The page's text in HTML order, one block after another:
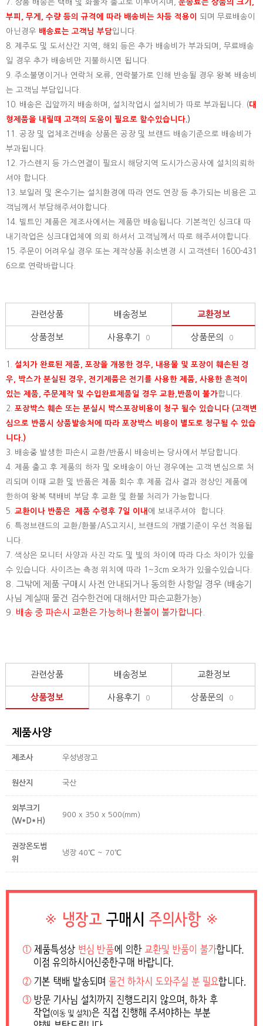
7. 상품 배송은 택배 및 화물차 출고로 이루어지며, 운송료는 상품의 크기,
부피, 무게, 수량 등의 규격에 따라 배송비는 차등 적용이
되며 무료배송이
아닌경우 배송료는 고객님 부담입니다.
8. 제주도 및 도서산간 지역, 해외 등은 추가 배송비가 부과되며, 무료배송
일 경우 추가 배송비만 지불하시면 됩니다.
9. 주소불명이거나 연락처 오류, 연락불가로 인해 반송될 경우 왕복 배송비
는 고객님 부담입니다.
10. 배송은 집앞까지 배송하며, 설치작업시 설치비가 따로 부과됩니다. (대
형제품을 내릴때 고객의 도움이 필요로 할수있습니다. )
11. 공장 및 업체조건배송 상품은 공장 및 브랜드 배송기준으로 배송비가
부과됩니다.
12. 가스렌지 등 가스연결이 필요시 해당지역 도시가스공사에 설치의뢰하
셔야 합니다.
13. 보일러 및 온수기는 설치환경에 따라 연도 연장 등 추가되는 비용은 고
객님께서 부담해주셔야합니다.
14. 빌트인 제품은 제조사에서는 제품만 배송됩니다. 기본적인 싱크대 따
내기작업은 싱크대업체에 의뢰 하셔서 고객님께서 따로 해주셔야합니다.
15. 주문이 어려우실 경우 또는 제작상품 취소변경 시 고객센터 1600-431
6으로 연락바랍니다.
관련상품 배송정보 교환정보
상품정보 사용후기 0 상품문의 0
1. 설치가 완료된 제품, 포장을 개봉한 경우, 내용물 및 포장이 훼손된 경
우, 박스가 분실된 경우, 전기제품은 전기를 사용한 제품, 사용한 흔적이
있는 제품, 주문제작 및 수입완료제품일 경우 교환,반품이 불가합니다.
2. 포장박스 훼손 또는 분실시 박스포장비용이 청구 될수 있습니다 (고객변
심으로 반품시 상품발송처에 따라 포장박스 비용이 별도로 청구될 수 있습
니다.)
3. 배송중 발생한 파손시 교환/반품시 배송비는 당사에서 부담합니다.
4. 제품 출고 후 제품의 하자 및 오배송이 아닌 경우에는 고객 변심으로 처
리되며 이때 교환 및 반품은 제품 회수 후 제품 검사 결과 정상인 제품에
한하여 왕복 택배비 부담 후 교환 및 환불 처리가 가능합니다.
5. 교환이나 반품은 제품 수령후 7일 이내 에 보내주셔야 합니다.
6. 특정브랜드의 교환/환불/AS고지시, 브랜드의 개별기준이 우선 적용됩
니다.
7. 색상은 모니터 사양과 사진 각도 및 빛의 차이에 따라 다소 차이가 있을
수 있습니다. 사이즈는 측정 위치에 따라 1~3cm 오차가 있을수있습니다.
8. 그밖에 제품 구매시 사전 안내되거나 동의한 사항일 경우 (배송기
사님 계실때 물건 검수한건에 대해서만 파손교환가능)
9. 배송 중 파손시 교환은 가능하나 환불이 불가합니다.
관련상품 배송정보 교환정보
상품정보 사용후기 0 상품문의 0
제품사양
제조사 우성냉장고
원산지 국산
외부크기
(W*D*H)
900 x 350 x 500(mm)
권장온도범
위
냉장 40℃ ~ 70℃